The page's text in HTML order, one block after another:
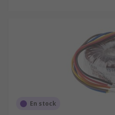
En stock